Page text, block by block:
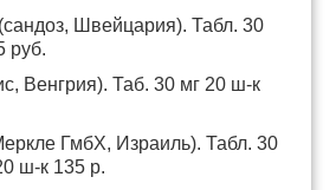
Швейцария). Табл. 30
руб.
Венгрия). Таб. 30 мг 20 ш-к
ГмбХ, Израиль). Табл. 30
ш-к 135 р.